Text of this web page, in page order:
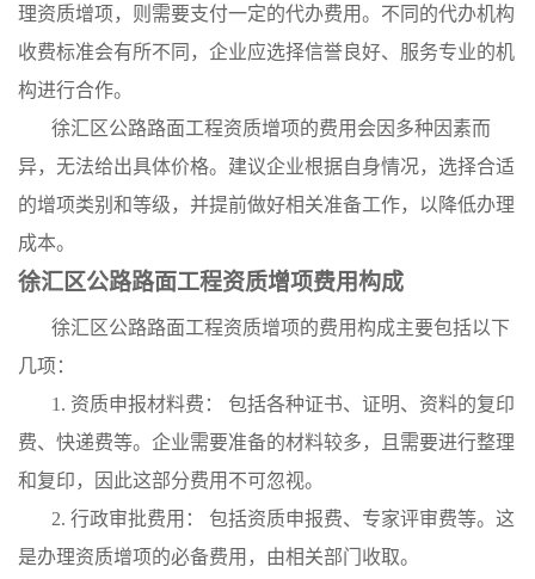
理资质增项，则需要支付一定的代办费用。不同的代办机构
收费标准会有所不同，企业应选择信誉良好、服务专业的机
构进行合作。
徐汇区公路路面工程资质增项的费用会因多种因素而
异，无法给出具体价格。建议企业根据自身情况，选择合适
的增项类别和等级，并提前做好相关准备工作，以降低办理
成本。
徐汇区公路路面工程资质增项费用构成
徐汇区公路路面工程资质增项的费用构成主要包括以下
几项：
1. 资质申报材料费： 包括各种证书、证明、资料的复印
费、快递费等。企业需要准备的材料较多，且需要进行整理
和复印，因此这部分费用不可忽视。
2. 行政审批费用： 包括资质申报费、专家评审费等。这
是办理资质增项的必备费用，由相关部门收取。